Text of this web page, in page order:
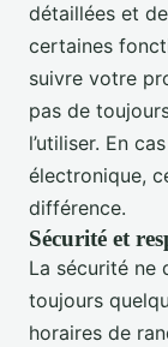
détaillées et
certaines
suivre votre
pas de
l’utiliser. En
électronique,
différence.
Sécurité et
La sécurité ne
toujours
horaires de